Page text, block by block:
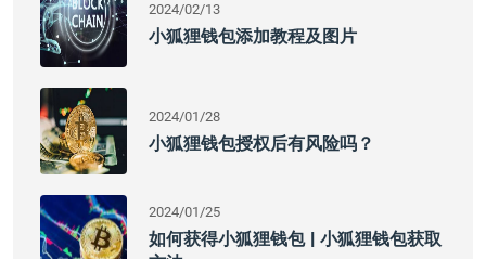
2024/02/13
小狐狸钱包添加教程及图片
2024/01/28
小狐狸钱包授权后有风险吗？
2024/01/25
如何获得小狐狸钱包 | 小狐狸钱包获取